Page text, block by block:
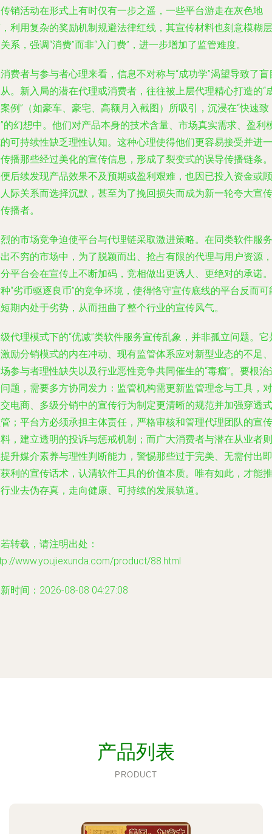
销活动在形式上有时仅有一步之遥，一些平台游走在灰色地
利用复杂的奖励机制规避法律红线，其宣传材料也刻意模糊层
系，强调“消费”而非“入门费”，进一步增加了监管难度。
费者与参与者心理来看，信息不对称与“成功学”渴望导致了盲
。新入局的潜在代理或消费者，往往被上层代理精心打造的“
例”（如豪车、豪宅、高额月入截图）所吸引，沉浸在“快速致
的幻想中。他们对产品本身的技术含量、市场真实需求、盈利
可持续性缺乏理性认知。这种心理使得他们更容易接受并进一
播那些经过美化的宣传信息，形成了裂变式的误导传播链条。
后续发现产品效果不及预期或盈利艰难，也因已投入资金或顾
际关系而选择沉默，甚至为了挽回损失而成为新一轮夸大宣传
播者。
的市场竞争迫使平台与代理链采取激进策略。在同类软件服务
不穷的市场中，为了脱颖而出、抢占有限的代理与用户资源，
平台会在宣传上不断加码，竞相做出更诱人、更绝对的承诺。
“劣币驱逐良币”的竞争环境，使得恪守宣传底线的平台反而可
期内处于劣势，从而扭曲了整个行业的宣传风气。
代理模式下的“优减”类软件服务宣传乱象，并非孤立问题。它
励分销模式的内在冲动、现有监管体系应对新型业态的不足、
参与者理性缺失以及行业恶性竞争共同催生的“毒瘤”。要根治
题，需要多方协同发力：监管机构需更新监管理念与工具，对
电商、多级分销中的宣传行为制定更清晰的规范并加强穿透式
；平台方必须承担主体责任，严格审核和管理代理团队的宣传
，建立透明的投诉与惩戒机制；而广大消费者与潜在从业者则
升媒介素养与理性判断能力，警惕那些过于完美、无需付出即
利的宣传话术，认清软件工具的价值本质。唯有如此，才能推
业去伪存真，走向健康、可持续的发展轨道。
转载，请注明出处：
www.youjiexunda.com/product/88.html
时间：2026-08-08 04:27:08
产品列表
PRODUCT